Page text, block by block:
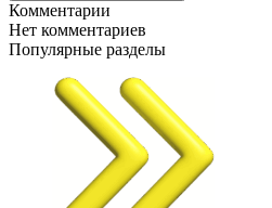
Комментарии
Нет комментариев
Популярные разделы